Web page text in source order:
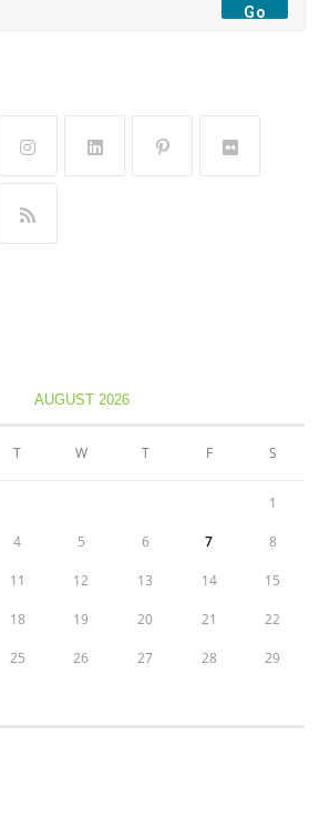
Go
AUGUST 2026
T W T F S
1
4 5 6 7 8
11 12 13 14 15
18 19 20 21 22
25 26 27 28 29